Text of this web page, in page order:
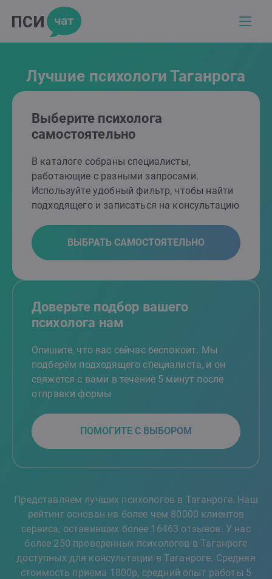
Лучшие психологи Таганрога
Выберите психолога
самостоятельно
В каталоге собраны специалисты,
работающие с разными запросами.
Используйте удобный фильтр, чтобы найти
подходящего и записаться на консультацию
ВЫБРАТЬ САМОСТОЯТЕЛЬНО
Доверьте подбор вашего
психолога нам
Опишите, что вас сейчас беспокоит. Мы
подберём подходящего специалиста, и он
свяжется с вами в течение 5 минут после
отправки формы
ПОМОГИТЕ С ВЫБОРОМ
Представляем лучших психологов в Таганроге. Наш
рейтинг основан на более чем 80000 клиентов
сервиса, оставивших более 16463 отзывов. У нас
более 250 проверенных психологов в Таганроге
доступных для консультации в Таганроге. Средняя
стоимость приема 1800р, средний опыт работы 5